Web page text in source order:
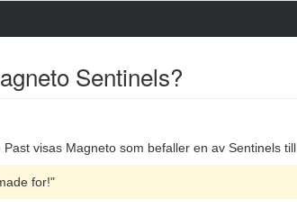
Sentinels?
visas Magneto som befaller en av Sentinels till
for!"